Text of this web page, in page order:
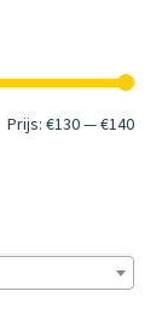
Min.
Prijs:€130—€140